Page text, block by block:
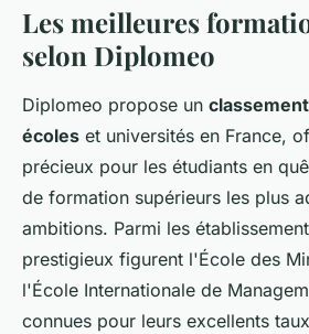
Les meilleures
selon Diplomeo
Diplomeo propose un
écoles et universités en France,
précieux pour les étudiants en
de formation supérieurs les plus
ambitions. Parmi les
prestigieux figurent l'École des
l'École Internationale de
connues pour leurs excellents